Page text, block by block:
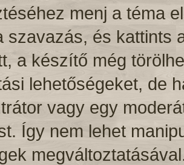
menj a téma
szavazás, és kattints
a készítő még
lehetőségeket, de
vagy egy
Így nem lehet